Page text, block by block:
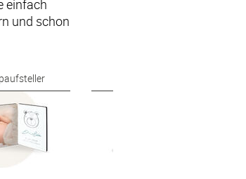
einfach
und schon